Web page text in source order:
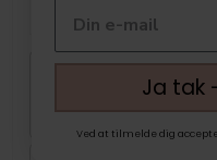
Ja tak
Ved at tilmelde dig